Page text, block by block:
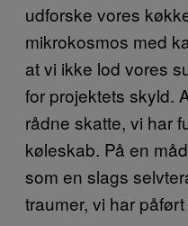
udforske vores
mikrokosmos med
at vi ikke lod vores
for projektets skyld.
rådne skatte, vi har
køleskab. På en
som en slags
traumer, vi har